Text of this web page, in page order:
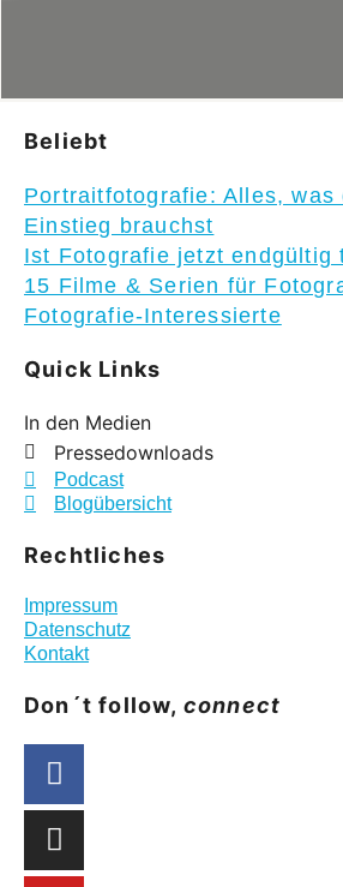
Beliebt
Portraitfotografie: Alles, was
Einstieg brauchst
Ist Fotografie jetzt endgültig
15 Filme & Serien für
Fotografie-Interessierte
Quick Links
In den Medien
Pressedownloads
Podcast
Blogübersicht
Rechtliches
Impressum
Datenschutz
Kontakt
Don´t follow, connect